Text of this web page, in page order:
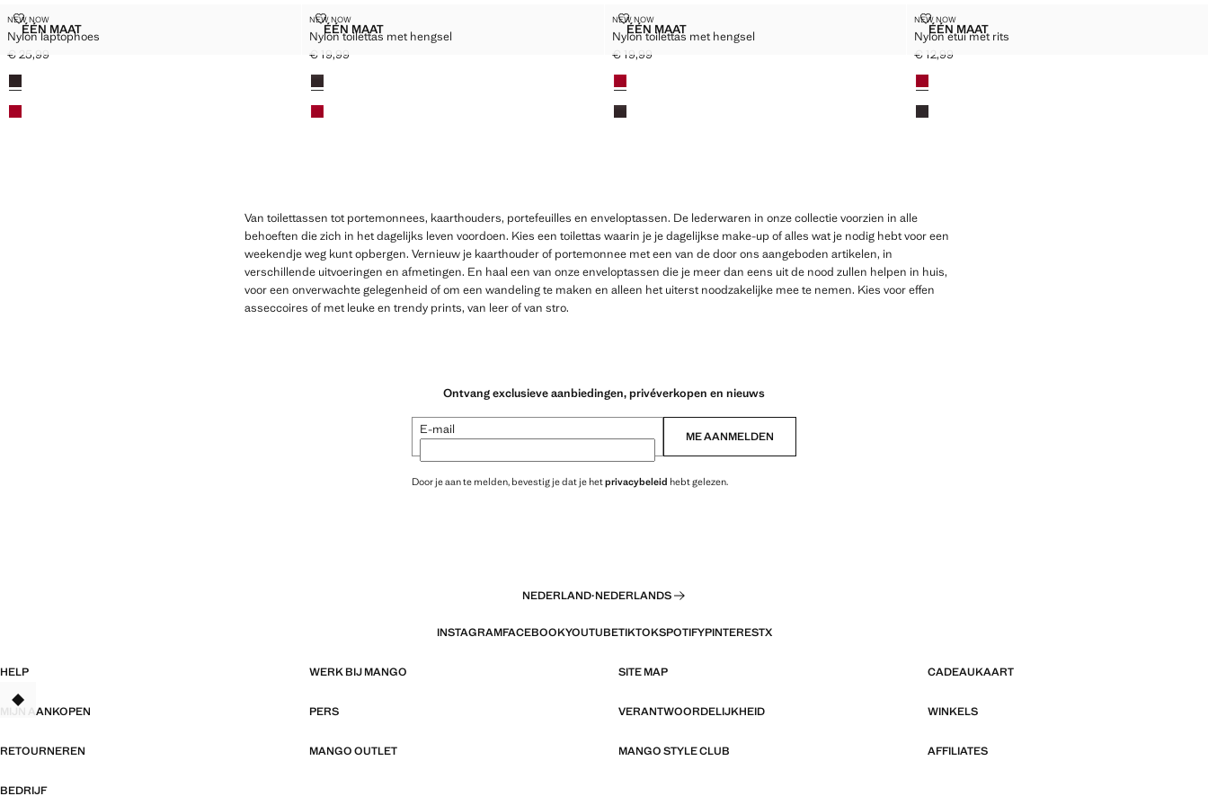
Maten
ÉÉN MAATNYLON LAPTOPHOES
NEW NOW
Nylon laptophoes
NYLON LAPTOPHOES
Huidige prijs [€ 25,99 ]
€ 25,99
Kleuren
Maten
ÉÉN MAATNYLON TOILETTAS MET HENGSEL
NEW NOW
Nylon toilettas met hengsel
NYLON TOILETTAS MET HENGSEL
Huidige prijs [€ 19,99 ]
€ 19,99
Kleuren
Maten
ÉÉN MAAT
NYLON TOILETTAS MET HENGSEL
NEW NOW
Nylon toilettas met hengsel
NYLON TOILETTAS MET HENGSEL
Huidige prijs [€ 19,99 ]
€ 19,99
Kleuren
Maten
ÉÉN MAAT
NYLON ETUI MET RITS
NEW NOW
Nylon etui met rits
NYLON ETUI MET RITS
Huidige prijs [€ 12,99 ]
€ 12,99
Kleuren
Van toilettassen tot portemonnees, kaarthouders, portefeuilles en enveloptassen. De lederwaren in onze collectie voorzien in alle
behoeften die zich in het dagelijks leven voordoen. Kies een toilettas waarin je je dagelijkse make-up of alles wat je nodig hebt voor een
weekendje weg kunt opbergen. Vernieuw je kaarthouder of portemonnee met een van de door ons aangeboden artikelen, in
verschillende uitvoeringen en afmetingen. En haal een van onze enveloptassen die je meer dan eens uit de nood zullen helpen in huis,
voor een onverwachte gelegenheid of om een wandeling te maken en alleen het uiterst noodzakelijke mee te nemen. Kies voor effen
asseccoires of met leuke en trendy prints, van leer of van stro.
Ontvang exclusieve aanbiedingen, privéverkopen en nieuws
E-mail ME AANMELDEN
Door je aan te melden, bevestig je dat je hetprivacybeleid hebt gelezen.
NEDERLAND·NEDERLANDS
INSTAGRAMFACEBOOKYOUTUBETIKTOKSPOTIFYPINTERESTX
HELP WERK BIJ MANGO SITE MAP CADEAUKAART
MIJN AANKOPEN PERS VERANTWOORDELIJKHEID WINKELS
RETOURNEREN MANGO OUTLET MANGO STYLE CLUB AFFILIATES
BEDRIJF